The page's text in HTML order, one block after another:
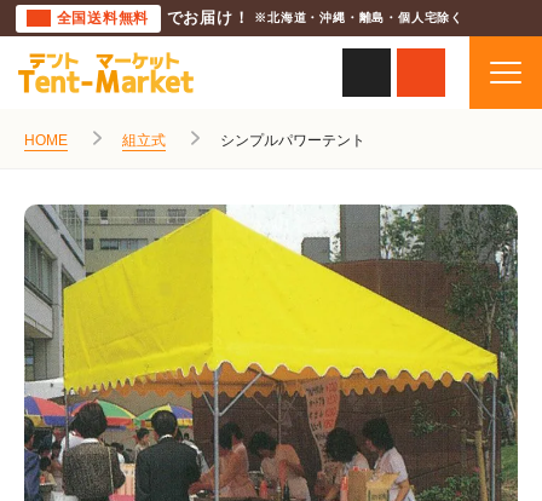
全国送料無料 でお届け！ ※北海道・沖縄・離島・個人宅除く
HOME 組立式 シンプルパワーテント